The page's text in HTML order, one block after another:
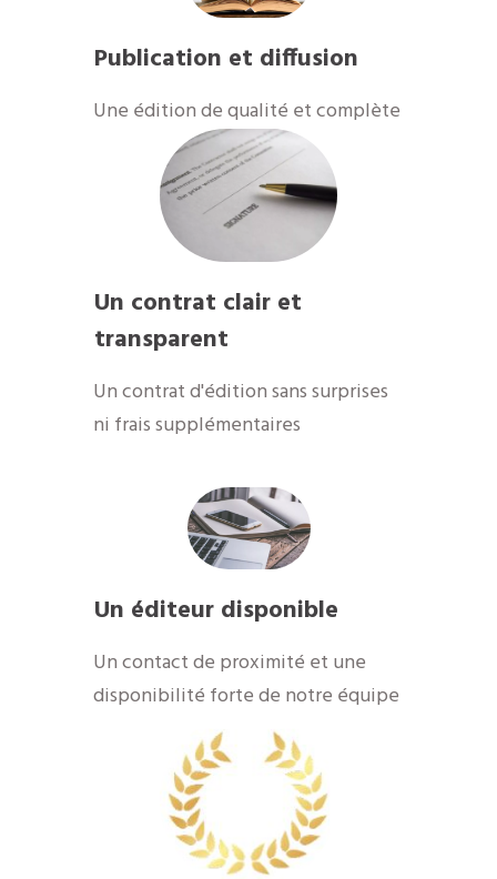
Publication et diffusion
Une édition de qualité et complète
Un contrat clair et
transparent
Un contrat d'édition sans surprises
ni frais supplémentaires
Un éditeur disponible
Un contact de proximité et une
disponibilité forte de notre équipe